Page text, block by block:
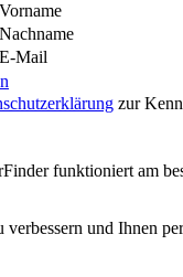
Vorname
Nachname
E-Mail
zur
funktioniert am
und Ihnen